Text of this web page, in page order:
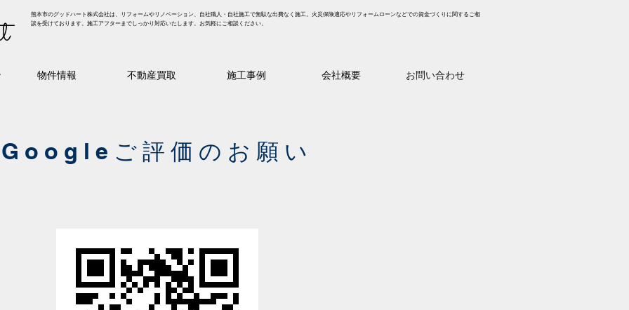
熊本市のグッドハート株式会社は、リフォームやリノベーション、自社職人・自社施工で無駄な出費なく施工。火災保険適応やリフォームローンなどでの資金づくりに関するご相
談を受けております。施工アフターまでしっかり対応いたします。お気軽にご相談ください。
物件情報 不動産買取 施工事例 会社概要 お問い合わせ
Googleご評価のお願い